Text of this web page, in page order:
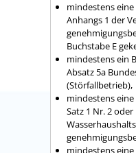
mindestens eine
Anhangs 1 der
Buchstabe E
mindestens ein
Absatz 5a
(Störfallbetrieb),
mindestens eine
Satz 1 Nr. 2 oder
mindestens